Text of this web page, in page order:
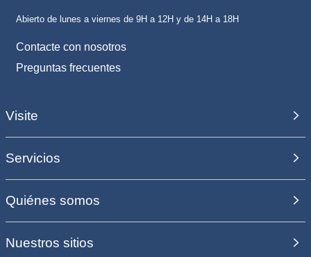
Abierto de lunes a viernes de 9H a 12H y de 14H a 18H
Contacte con nosotros
Preguntas frecuentes
Visite
Servicios
Quiénes somos
Nuestros sitios